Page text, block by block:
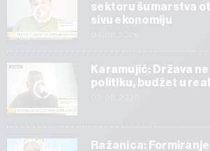
sektoru šumarstva
sivu ekonomiju
Karamujić: Država
politiku, budžet u
Ražanica: